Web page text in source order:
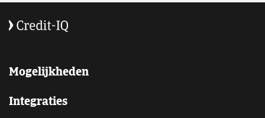
Mogelijkheden
Integraties